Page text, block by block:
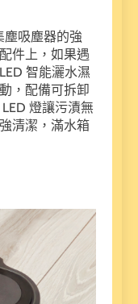
塵吸塵器的強
件上，如果遇
智能灑水濕
，配備可拆卸
燈讓污漬無
清潔，滿水箱